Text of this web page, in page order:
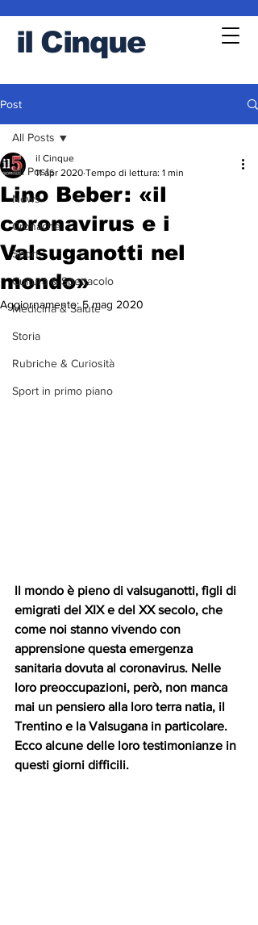
il Cinque
Post
All Posts
News
Cronache
Sport
Cultura & Spettacolo
Medicina & Salute
Storia
Rubriche & Curiosità
Sport in primo piano
All Posts
Lino Beber: «il
coronavirus e i
Valsuganotti nel
mondo»
il Cinque
11 apr 2020 Tempo di lettura: 1 min
Aggiornamento:5 mag 2020
ll mondo è pieno di valsuganotti, figli di
emigrati del XIX e del XX secolo, che
come noi stanno vivendo con
apprensione questa emergenza
sanitaria dovuta al coronavirus. Nelle
loro preoccupazioni, però, non manca
mai un pensiero alla loro terra natia, il
Trentino e la Valsugana in particolare.
Ecco alcune delle loro testimonianze in
questi giorni difficili.